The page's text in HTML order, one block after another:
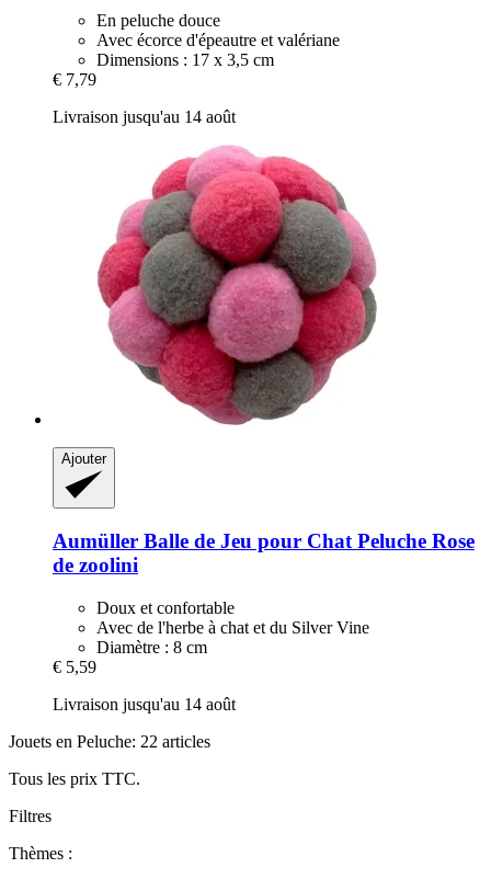
En peluche douce
Avec écorce d'épeautre et valériane
Dimensions : 17 x 3,5 cm
€ 7,79
Livraison jusqu'au 14 août
Ajouter
Aumüller Balle de Jeu pour Chat Peluche Rose
de zoolini
Doux et confortable
Avec de l'herbe à chat et du Silver Vine
Diamètre : 8 cm
€ 5,59
Livraison jusqu'au 14 août
Jouets en Peluche: 22 articles
Tous les prix TTC.
Filtres
Thèmes :